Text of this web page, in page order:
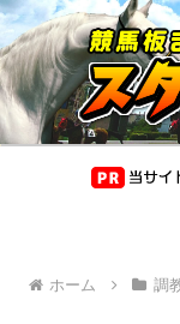
ホーム 調